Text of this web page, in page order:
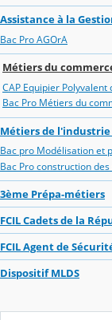
Assistance à la
Bac Pro AGOrA
Métiers du
CAP Equipier Polyvalent
Bac Pro Métiers du
Métiers de
Bac pro Modélisation et
Bac Pro construction
3ème Prépa-métiers
FCIL Cadets de la
FCIL Agent de
Dispositif MLDS